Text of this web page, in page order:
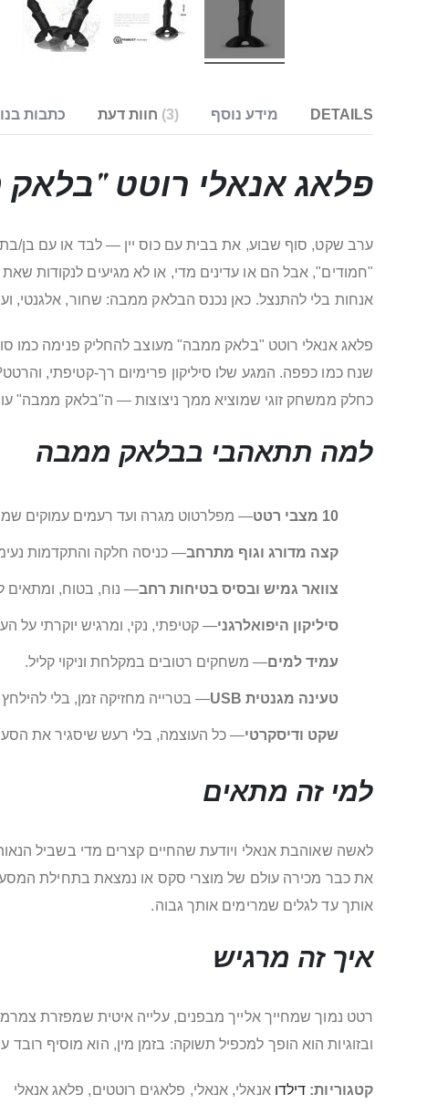
DETAILS מידע נוסף 3 חוות דעת כתבות
פלאג אנאלי רוטט
ערב שקט, סוף שבוע, את בבית עם כוס יין — לבד או עם בן/
"חמודים", אבל הם או עדינים מדי, או לא מגיעים לנקודות
אנחות בלי להתנצל. כאן נכנס הבלאק ממבה: שחור, אלגנטי,
פלאג אנאלי רוטט "בלאק ממבה" מעוצב להחליק פנימה כמו
שנח כמו כפפה. המגע שלו סיליקון פרימיום רך-קטיפתי,
כחלק ממשחק זוגי שמוציא ממך ניצוצות — ה"בלאק ממבה"
למה תתאהבי בבלאק ממבה
10 מצבי רטט — מפלרטוט מגרה ועד רעמים עמוקים
קצה מדורג וגוף מתרחב— כניסה חלקה והתקדמות
צוואר גמיש ובסיס בטיחות רחב— נוח, בטוח, ומתאים
סיליקון היפואלרגני— קטיפתי, נקי, ומרגיש יוקרתי על
עמיד למים— משחקים רטובים במקלחת וניקוי קליל.
טעינה מגנטית USB — בטרייה מחזיקה זמן, בלי
שקט ודיסקרטי— כל העוצמה, בלי רעש שיסגיר את
למי זה מתאים
לאשה שאוהבת אנאלי ויודעת שהחיים קצרים מדי בשביל
את כבר מכירה עולם של מוצרי סקס או נמצאת בתחילת
אותך עד לגלים שמרימים אותך גבוה.
איך זה מרגיש
רטט נמוך שמחייך אלייך מבפנים, עלייה איטית שמפזרת
ובזוגיות הוא הופך למכפיל תשוקה: בזמן מין, הוא מוסיף
קטגוריות: דילדו אנאלי, אנאלי, פלאגים רוטטים, פלאג אנאלי